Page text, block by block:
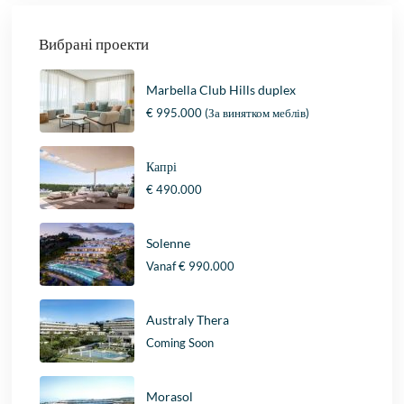
Вибрані проекти
Marbella Club Hills duplex
€ 995.000(За винятком меблів)
Капрі
€ 490.000
Solenne
Vanaf€ 990.000
Australy Thera
Coming Soon
Morasol